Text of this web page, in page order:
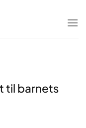
til barnets